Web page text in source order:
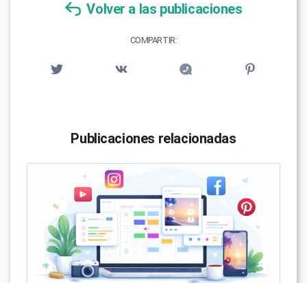
Volver a las publicaciones
COMPARTIR:
Publicaciones relacionadas